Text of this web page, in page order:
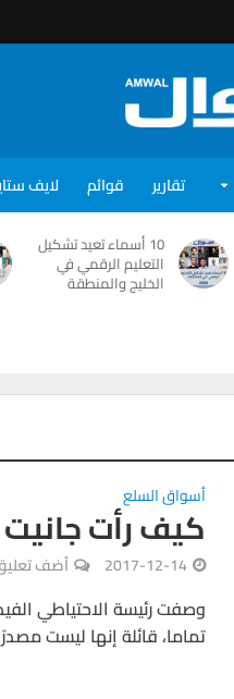
تقارير قوائم لايف
10 أسماء تعيد تشكيل
التعليم الرقمي في
الخليج والمنطقة
أسواق السلع
كيف رأت جانيت
2017-12-14 أضف
وصفت رئيسة الاحتياطي
تماما، قائلة إنها ليست